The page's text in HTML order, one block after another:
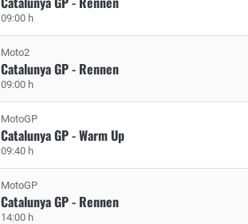
09:00 h
Moto2
Catalunya GP - Rennen
09:00 h
MotoGP
Catalunya GP - Warm Up
09:40 h
MotoGP
Catalunya GP - Rennen
14:00 h